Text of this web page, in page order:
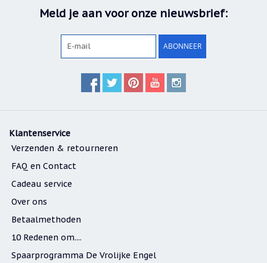
Meld je aan voor onze nieuwsbrief:
ABONNEER
Klantenservice
Verzenden & retourneren
FAQ en Contact
Cadeau service
Over ons
Betaalmethoden
10 Redenen om....
Spaarprogramma De Vrolijke Engel